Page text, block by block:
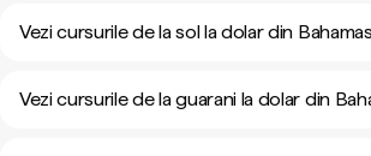
Vezi cursurile de la sol la dolar din Bahamas
Vezi cursurile de la guarani la dolar din